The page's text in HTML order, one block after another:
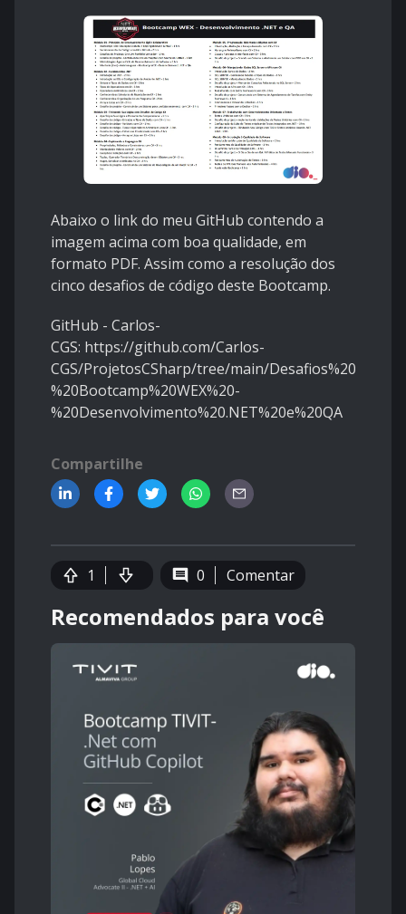
Abaixo o link do meu GitHub contendo a
imagem acima com boa qualidade, em
formato PDF. Assim como a resolução dos
cinco desafios de código deste Bootcamp.
GitHub - Carlos-
CGS: https://github.com/Carlos-
CGS/ProjetosCSharp/tree/main/
%20Bootcamp%20WEX%20-
%20Desenvolvimento%20.NET%20e%20QA
Compartilhe
1 0 Comentar
Recomendados para você